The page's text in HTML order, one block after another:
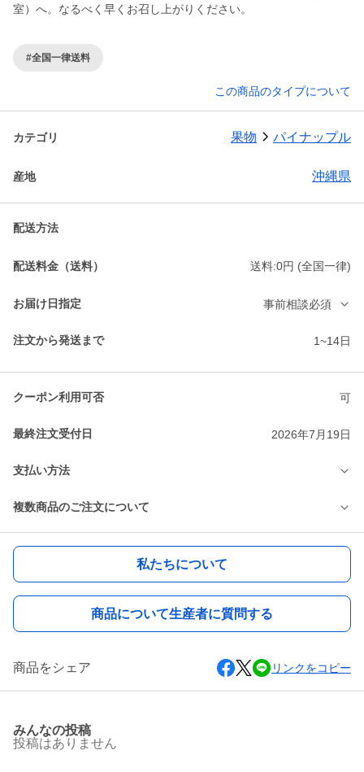
室）へ。なるべく早くお召し上がりください。
#全国一律送料
この商品のタイプについて
カテゴリ 果物 パイナップル
産地 沖縄県
配送方法
配送料金（送料） 送料:0円 (全国一律)
お届け日指定 事前相談必須
注文から発送まで 1~14日
クーポン利用可否 可
最終注文受付日 2026年7月19日
支払い方法
複数商品のご注文について
私たちについて
商品について生産者に質問する
商品をシェア リンクをコピー
みんなの投稿
投稿はありません